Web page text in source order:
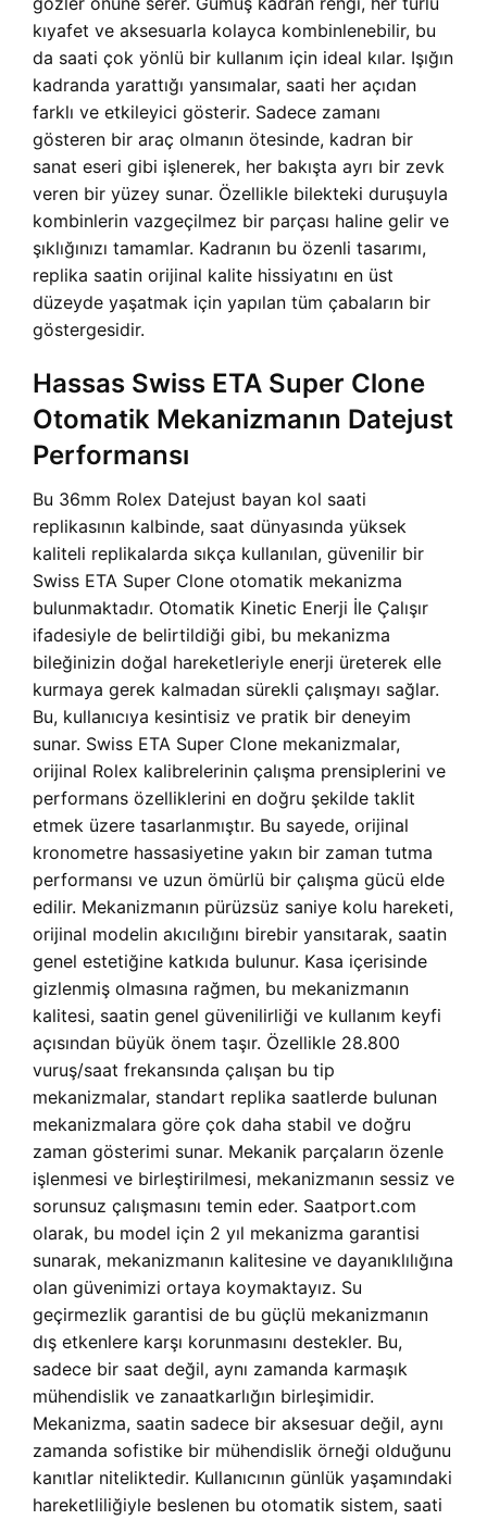
kıyafet ve aksesuarla kolayca kombinlenebilir, bu
da saati çok yönlü bir kullanım için ideal kılar. Işığın
kadranda yarattığı yansımalar, saati her açıdan
farklı ve etkileyici gösterir. Sadece zamanı
gösteren bir araç olmanın ötesinde, kadran bir
sanat eseri gibi işlenerek, her bakışta ayrı bir zevk
veren bir yüzey sunar. Özellikle bilekteki duruşuyla
kombinlerin vazgeçilmez bir parçası haline gelir ve
şıklığınızı tamamlar. Kadranın bu özenli tasarımı,
replika saatin orijinal kalite hissiyatını en üst
düzeyde yaşatmak için yapılan tüm çabaların bir
göstergesidir.
Hassas Swiss ETA Super Clone
Otomatik Mekanizmanın Datejust
Performansı
Bu 36mm Rolex Datejust bayan kol saati
replikasının kalbinde, saat dünyasında yüksek
kaliteli replikalarda sıkça kullanılan, güvenilir bir
Swiss ETA Super Clone otomatik mekanizma
bulunmaktadır. Otomatik Kinetic Enerji İle Çalışır
ifadesiyle de belirtildiği gibi, bu mekanizma
bileğinizin doğal hareketleriyle enerji üreterek elle
kurmaya gerek kalmadan sürekli çalışmayı sağlar.
Bu, kullanıcıya kesintisiz ve pratik bir deneyim
sunar. Swiss ETA Super Clone mekanizmalar,
orijinal Rolex kalibrelerinin çalışma prensiplerini ve
performans özelliklerini en doğru şekilde taklit
etmek üzere tasarlanmıştır. Bu sayede, orijinal
kronometre hassasiyetine yakın bir zaman tutma
performansı ve uzun ömürlü bir çalışma gücü elde
edilir. Mekanizmanın pürüzsüz saniye kolu hareketi,
orijinal modelin akıcılığını birebir yansıtarak, saatin
genel estetiğine katkıda bulunur. Kasa içerisinde
gizlenmiş olmasına rağmen, bu mekanizmanın
kalitesi, saatin genel güvenilirliği ve kullanım keyfi
açısından büyük önem taşır. Özellikle 28.800
vuruş/saat frekansında çalışan bu tip
mekanizmalar, standart replika saatlerde bulunan
mekanizmalara göre çok daha stabil ve doğru
zaman gösterimi sunar. Mekanik parçaların özenle
işlenmesi ve birleştirilmesi, mekanizmanın sessiz ve
sorunsuz çalışmasını temin eder. Saatport.com
olarak, bu model için 2 yıl mekanizma garantisi
sunarak, mekanizmanın kalitesine ve dayanıklılığına
olan güvenimizi ortaya koymaktayız. Su
geçirmezlik garantisi de bu güçlü mekanizmanın
dış etkenlere karşı korunmasını destekler. Bu,
sadece bir saat değil, aynı zamanda karmaşık
mühendislik ve zanaatkarlığın birleşimidir.
Mekanizma, saatin sadece bir aksesuar değil, aynı
zamanda sofistike bir mühendislik örneği olduğunu
kanıtlar niteliktedir. Kullanıcının günlük yaşamındaki
hareketliliğiyle beslenen bu otomatik sistem, saati